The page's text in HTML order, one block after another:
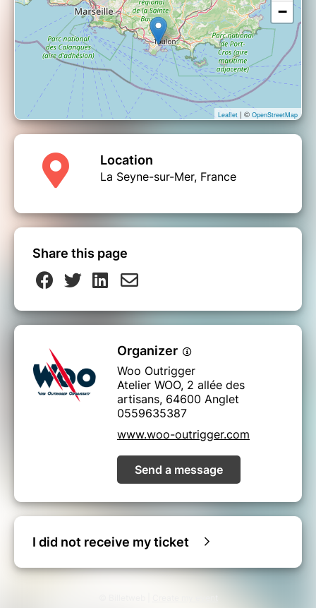
−
Leaflet | © OpenStreetMap
Location
La Seyne-sur-Mer, France
Share this page
Organizer
Woo Outrigger
Atelier WOO, 2 allée des
artisans, 64600 Anglet
0559635387
www.woo-outrigger.com
Send a message
I did not receive my ticket